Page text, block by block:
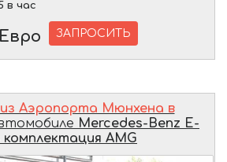
в час
Евро ЗАПРОСИТЬ
из Аэропорта Мюнхена в
Mercedes-Benz E-
комплектация AMG